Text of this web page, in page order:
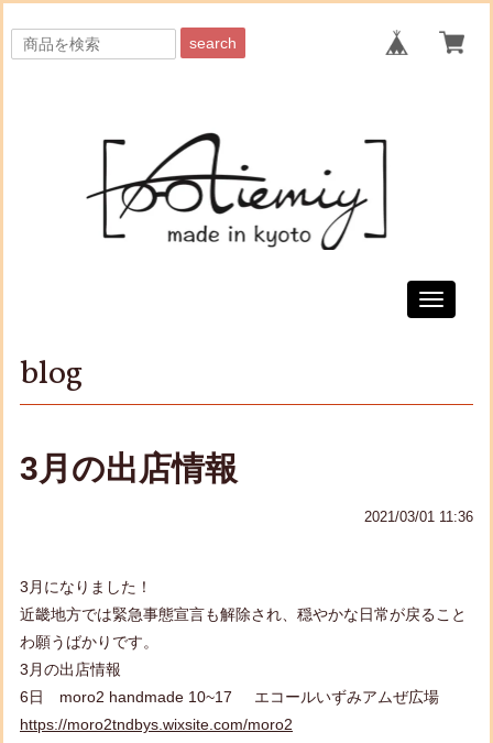
search
Toggle
blog
3月の出店情報
2021/03/01 11:36
3月になりました！
近畿地方では緊急事態宣言も解除され、 穏やかな日常が戻ること
わ願うばかりです。
3月の出店情報
6日 moro2 handmade 10~17
エコールいずみアムぜ広場
https://moro2tndbys.wixsite.com/moro2